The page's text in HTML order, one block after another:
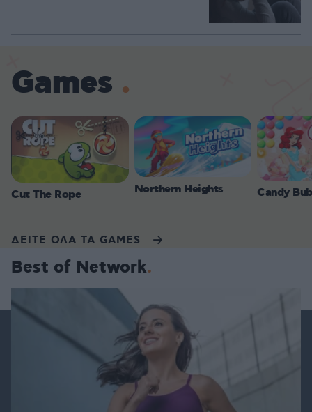
Games
Cut The Rope Northern Heights Candy
ΔΕΙΤΕ ΟΛΑ ΤΑ GAMES
Best of Network